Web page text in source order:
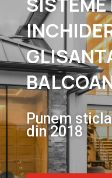
Punem
din 2018